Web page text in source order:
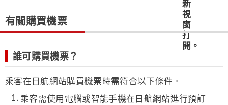
有關購買機票
誰可購買機票？
乘客在日航網站購買機票時需符合以下條件。
乘客需使用電腦或智能手機在日航網站進行預訂